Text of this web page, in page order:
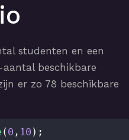
studenten en een
beschikbare
er zo 78 beschikbare
( 0 , 10 ) ;